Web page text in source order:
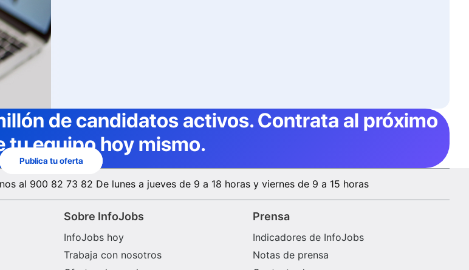
de candidatos activos. Contrata al próximo
tu equipo hoy mismo.
Publica tu oferta
al 900 82 73 82 De lunes a jueves de 9 a 18 horas y viernes de 9 a 15 horas
Sobre InfoJobs
InfoJobs hoy
Trabaja con nosotros
Prensa
Indicadores de InfoJobs
Notas de prensa